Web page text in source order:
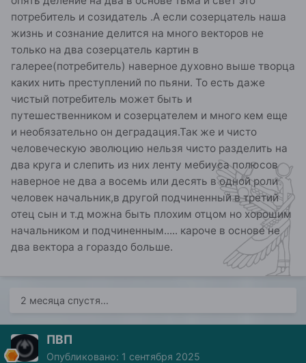
потребитель и созидатель .А если созерцатель наша
жизнь и сознание делится на много векторов не
только на два созерцатель картин в
галерее(потребитель) наверное духовно выше творца
каких нить преступлений по пьяни. То есть даже
чистый потребитель может быть и
путешественником и созерцателем и много кем еще
и необязательно он деградация.Так же и чисто
человеческую эволюцию нельзя чисто разделить на
два круга и слепить из них ленту мебиуса полюсов
наверное не два а восемь или десять в одной роли
человек начальник,в другой подчиненный в третий
отец сын и т.д можна быть плохим отцом но хорошим
начальником и подчиненным..... кароче в основе не
два вектора а гораздо больше.
2 месяца спустя...
ПВП
Опубликовано: 1 сентября 2025